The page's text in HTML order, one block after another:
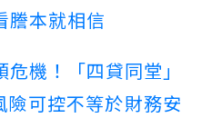
謄本就相信
機！「四貸同堂」
險可控不等於財務安